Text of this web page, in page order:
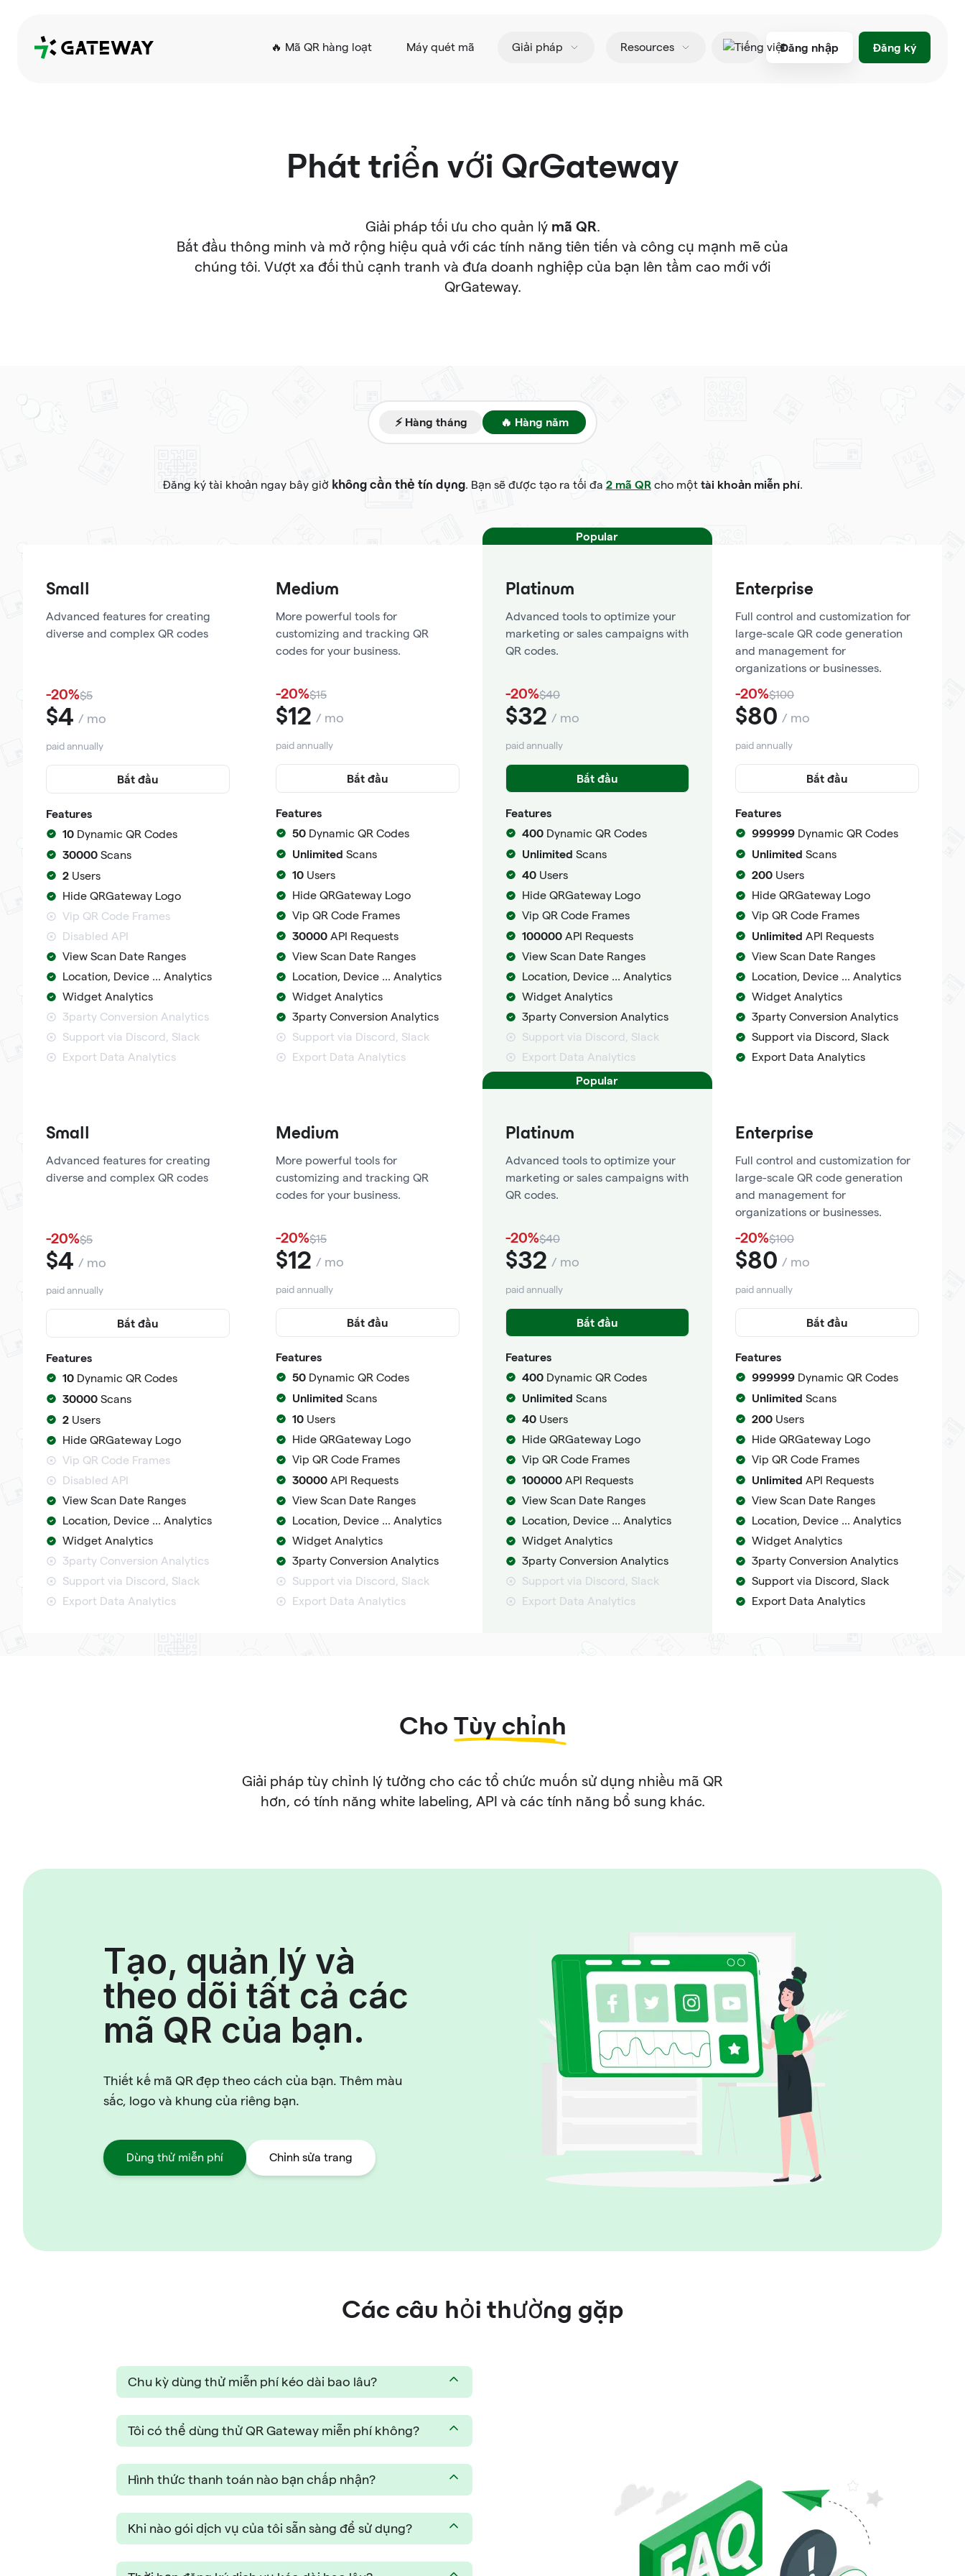
QRGateway 🔥 Mã QR hàng loạt Máy quét mã Giải pháp Resources
Tiếng việt
Đăng nhập Đăng ký
Phát triển với QrGateway
Giải pháp tối ưu cho quản lý mã QR.
Bắt đầu thông minh và mở rộng hiệu quả với các tính năng tiên tiến và công cụ mạnh mẽ của
chúng tôi. Vượt xa đối thủ cạnh tranh và đưa doanh nghiệp của bạn lên tầm cao mới với
QrGateway.
⚡ Hàng tháng 🔥 Hàng năm
Đăng ký tài khoản ngay bây giờ không cần thẻ tín dụng. Bạn sẽ được tạo ra tối đa 2 mã QRcho một tài khoản miễn phí.
Small
Advanced features for creating
diverse and complex QR codes
-20%$5
$4 / mo
paid annually
Bắt đầu
Features
10Dynamic QR Codes
30000Scans
2Users
Hide QRGateway Logo
Vip QR Code Frames
Disabled API
View Scan Date Ranges
Location, Device ... Analytics
Widget Analytics
3party Conversion Analytics
Support via Discord, Slack
Export Data Analytics
Medium
More powerful tools for
customizing and tracking QR
codes for your business.
-20%$15
$12 / mo
paid annually
Bắt đầu
Features
50Dynamic QR Codes
Unlimited Scans
10Users
Hide QRGateway Logo
Vip QR Code Frames
30000API Requests
View Scan Date Ranges
Location, Device ... Analytics
Widget Analytics
3party Conversion Analytics
Support via Discord, Slack
Export Data Analytics
Popular
Platinum
Advanced tools to optimize your
marketing or sales campaigns with
QR codes.
-20%$40
$32 / mo
paid annually
Bắt đầu
Features
400Dynamic QR Codes
Unlimited Scans
40Users
Hide QRGateway Logo
Vip QR Code Frames
100000API Requests
View Scan Date Ranges
Location, Device ... Analytics
Widget Analytics
3party Conversion Analytics
Support via Discord, Slack
Export Data Analytics
Enterprise
Full control and customization for
large-scale QR code generation
and management for
organizations or businesses.
-20%$100
$80 / mo
paid annually
Bắt đầu
Features
999999Dynamic QR Codes
Unlimited Scans
200Users
Hide QRGateway Logo
Vip QR Code Frames
Unlimited API Requests
View Scan Date Ranges
Location, Device ... Analytics
Widget Analytics
3party Conversion Analytics
Support via Discord, Slack
Export Data Analytics
Small
Advanced features for creating
diverse and complex QR codes
-20%$5
$4 / mo
paid annually
Bắt đầu
Features
10Dynamic QR Codes
30000Scans
2Users
Hide QRGateway Logo
Vip QR Code Frames
Disabled API
View Scan Date Ranges
Location, Device ... Analytics
Widget Analytics
3party Conversion Analytics
Support via Discord, Slack
Export Data Analytics
Medium
More powerful tools for
customizing and tracking QR
codes for your business.
-20%$15
$12 / mo
paid annually
Bắt đầu
Features
50Dynamic QR Codes
Unlimited Scans
10Users
Hide QRGateway Logo
Vip QR Code Frames
30000API Requests
View Scan Date Ranges
Location, Device ... Analytics
Widget Analytics
3party Conversion Analytics
Support via Discord, Slack
Export Data Analytics
Popular
Platinum
Advanced tools to optimize your
marketing or sales campaigns with
QR codes.
-20%$40
$32 / mo
paid annually
Bắt đầu
Features
400Dynamic QR Codes
Unlimited Scans
40Users
Hide QRGateway Logo
Vip QR Code Frames
100000API Requests
View Scan Date Ranges
Location, Device ... Analytics
Widget Analytics
3party Conversion Analytics
Support via Discord, Slack
Export Data Analytics
Enterprise
Full control and customization for
large-scale QR code generation
and management for
organizations or businesses.
-20%$100
$80 / mo
paid annually
Bắt đầu
Features
999999Dynamic QR Codes
Unlimited Scans
200Users
Hide QRGateway Logo
Vip QR Code Frames
Unlimited API Requests
View Scan Date Ranges
Location, Device ... Analytics
Widget Analytics
3party Conversion Analytics
Support via Discord, Slack
Export Data Analytics
Cho Tùy chỉnh
Giải pháp tùy chỉnh lý tưởng cho các tổ chức muốn sử dụng nhiều mã QR
hơn, có tính năng white labeling, API và các tính năng bổ sung khác.
Tạo, quản lý và
theo dõi tất cả các
mã QR của bạn.
Thiết kế mã QR đẹp theo cách của bạn. Thêm màu
sắc, logo và khung của riêng bạn.
Dùng thử miễn phí Chỉnh sửa trang
Các câu hỏi thường gặp
Chu kỳ dùng thử miễn phí kéo dài bao lâu?
Tôi có thể dùng thử QR Gateway miễn phí không?
Hình thức thanh toán nào bạn chấp nhận?
Khi nào gói dịch vụ của tôi sẵn sàng để sử dụng?